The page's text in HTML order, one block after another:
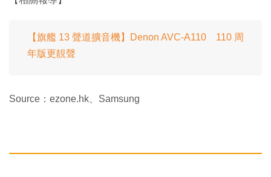
【旗艦 13 聲道擴音機】Denon AVC-A110 110 周
年版更靚聲
Source：ezone.hk、Samsung